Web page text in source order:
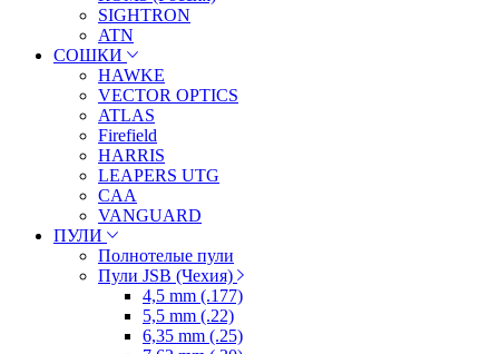
SIGHTRON
ATN
СОШКИ
HAWKE
VECTOR OPTICS
ATLAS
Firefield
HARRIS
LEAPERS UTG
CAA
VANGUARD
ПУЛИ
Полнотелые пули
Пули JSB (Чехия)
4,5 mm (.177)
5,5 mm (.22)
6,35 mm (.25)